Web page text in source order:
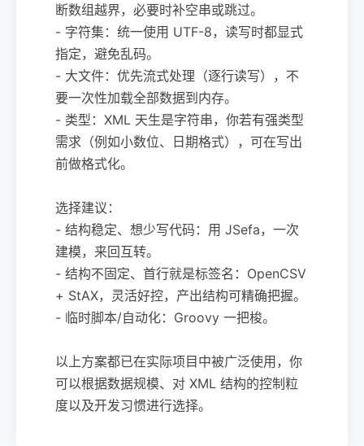
断数组越界，必要时补空串或跳过。
- 字符集：统一使用 UTF-8，读写时都显式
指定，避免乱码。
- 大文件：优先流式处理（逐行读写），不
要一次性加载全部数据到内存。
- 类型：XML 天生是字符串，你若有强类型
需求（例如小数位、日期格式），可在写出
前做格式化。
选择建议：
- 结构稳定、想少写代码：用 JSefa，一次
建模，来回互转。
- 结构不固定、首行就是标签名：OpenCSV
+ StAX，灵活好控，产出结构可精确把握。
- 临时脚本/自动化：Groovy 一把梭。
以上方案都已在实际项目中被广泛使用，你
可以根据数据规模、对 XML 结构的控制粒
度以及开发习惯进行选择。